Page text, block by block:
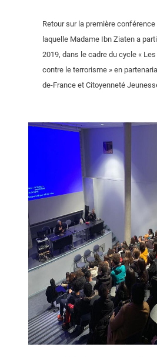
Retour sur la première conférence
laquelle Madame Ibn Ziaten a
2019, dans le cadre du cycle «
contre le terrorisme » en
de-France et Citoyenneté